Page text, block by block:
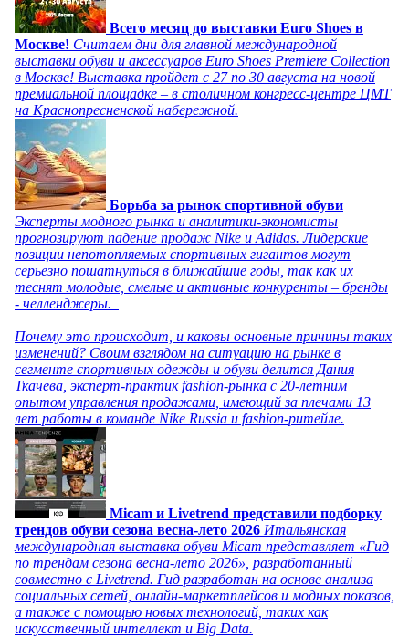
Всего месяц до выставки Euro Shoes в
Москве! Считаем дни для главной международной
выставки обуви и аксессуаров Euro Shoes Premiere Collection
в Москве! Выставка пройдет с 27 по 30 августа на новой
премиальной площадке – в столичном конгресс-центре ЦМТ
на Краснопресненской набережной.
Борьба за рынок спортивной обуви
Эксперты модного рынка и аналитики-экономисты
прогнозируют падение продаж Nike и Adidas. Лидерские
позиции непотопляемых спортивных гигантов могут
серьезно пошатнуться в ближайшие годы, так как их
теснят молодые, смелые и активные конкуренты – бренды
- челленджеры.
Почему это происходит, и каковы основные причины таких
изменений? Своим взглядом на ситуацию на рынке в
сегменте спортивных одежды и обуви делится Дания
Ткачева, эксперт-практик fashion-рынка с 20-летним
опытом управления продажами, имеющий за плечами 13
лет работы в команде Nike Russia и fashion-ритейле.
Micam и Livetrend представили подборку
трендов обуви сезона весна-лето 2026 Итальянская
международная выставка обуви Micam представляет «Гид
по трендам сезона весна-лето 2026», разработанный
совместно с Livetrend. Гид разработан на основе анализа
социальных сетей, онлайн-маркетплейсов и модных показов,
а также с помощью новых технологий, таких как
искусственный интеллект и Big Data.